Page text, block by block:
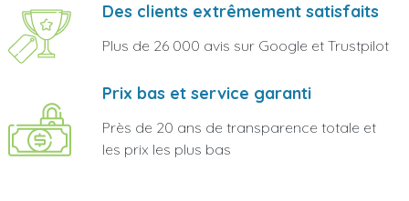
Des clients extrêmement satisfaits
Plus de 26 000 avis sur Google et Trustpilot
Prix bas et service garanti
Près de 20 ans de transparence totale et
les prix les plus bas